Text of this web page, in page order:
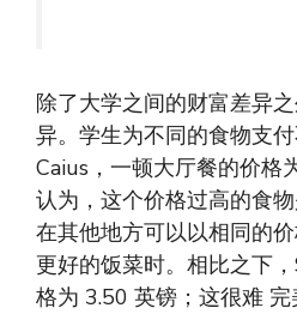
除了大学之间的财富差异
异。学生为不同的食物支
Caius，一顿大厅餐的价
认为，这个价格过高的食
在其他地方可以以相同的
更好的饭菜时。相比之下
格为 3.50 英镑；这很难